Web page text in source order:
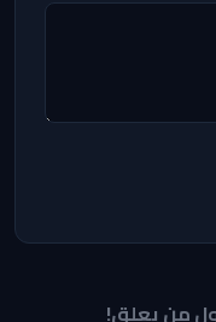
من يعلق!